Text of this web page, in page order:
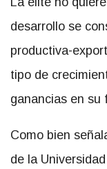
desarrollo se
productiva-
tipo de
ganancias en su
Como bien
de la